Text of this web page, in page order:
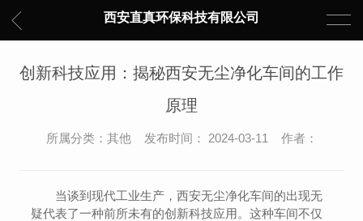
西安直真环保科技有限公司
创新科技应用：揭秘西安无尘净化车间的工作
原理
所属分类：其他 发布时间： 2024-03-11 作者：
当谈到现代工业生产，西安无尘净化车间的出现无
疑代表了一种前所未有的创新科技应用。这种车间不仅